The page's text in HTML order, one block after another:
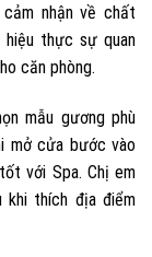
nhận về chất
thực sự quan
căn phòng.
mẫu gương phù
mở cửa bước vào
với Spa. Chị em
khi thích địa điểm